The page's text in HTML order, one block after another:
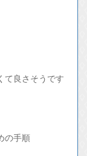
て良さそうです
の手順